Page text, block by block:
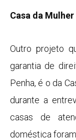
Casa da
Outro projeto
garantia de
Penha, é o da
durante a
casas de
doméstica